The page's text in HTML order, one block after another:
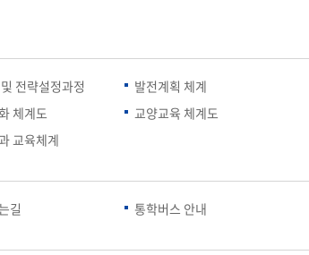
전략설정과정
발전계획 체계
체계도
교양교육 체계도
교육체계
길 통학버스 안내